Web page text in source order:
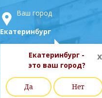
Ваш город
Екатеринбург
x
Екатеринбург -
это ваш город?
Да Нет